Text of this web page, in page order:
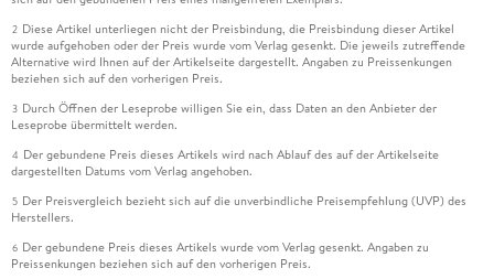
2 Diese Artikel unterliegen nicht der Preisbindung, die Preisbindung dieser Artikel
wurde aufgehoben oder der Preis wurde vom Verlag gesenkt. Die jeweils zutreffende
Alternative wird Ihnen auf der Artikelseite dargestellt. Angaben zu Preissenkungen
beziehen sich auf den vorherigen Preis.
3 Durch Öffnen der Leseprobe willigen Sie ein, dass Daten an den Anbieter der
Leseprobe übermittelt werden.
4 Der gebundene Preis dieses Artikels wird nach Ablauf des auf der Artikelseite
dargestellten Datums vom Verlag angehoben.
5 Der Preisvergleich bezieht sich auf die unverbindliche Preisempfehlung (UVP) des
Herstellers.
6 Der gebundene Preis dieses Artikels wurde vom Verlag gesenkt. Angaben zu
Preissenkungen beziehen sich auf den vorherigen Preis.